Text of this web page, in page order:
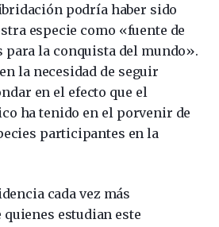
podría haber sido
especie como «fuente de
para la conquista del mundo».
la necesidad de seguir
en el efecto que el
ha tenido en el porvenir de
participantes en la
cada vez más
estudian este